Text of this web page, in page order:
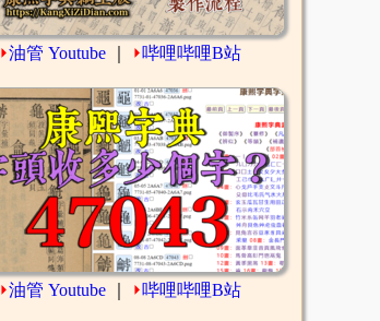
⏵油管 Youtube ⏵哔哩哔哩B站
⏵油管 Youtube ⏵哔哩哔哩B站